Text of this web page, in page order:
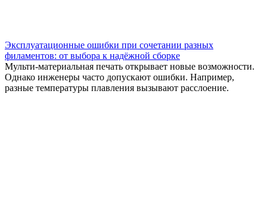
Эксплуатационные ошибки при сочетании разных
филаментов: от выбора к надёжной сборке
Мульти-материальная печать открывает новые возможности.
Однако инженеры часто допускают ошибки. Например,
разные температуры плавления вызывают расслоение.